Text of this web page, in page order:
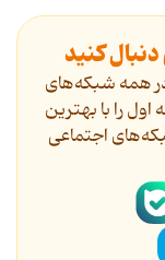
کنید
همه شبکه‌های
را با بهترین
اجتماعی